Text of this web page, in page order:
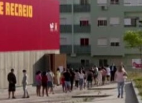
available